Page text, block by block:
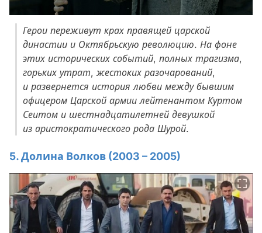
Герои переживут крах правящей царской
династии и Октябрьскую революцию. На фоне
этих исторических событий, полных трагизма,
горьких утрат, жестоких разочарований,
и развернется история любви между бывшим
офицером Царской армии лейтенантом Куртом
Сеитом и шестнадцатилетней девушкой
из аристократического рода Шурой.
5. Долина Волков (2003 – 2005)